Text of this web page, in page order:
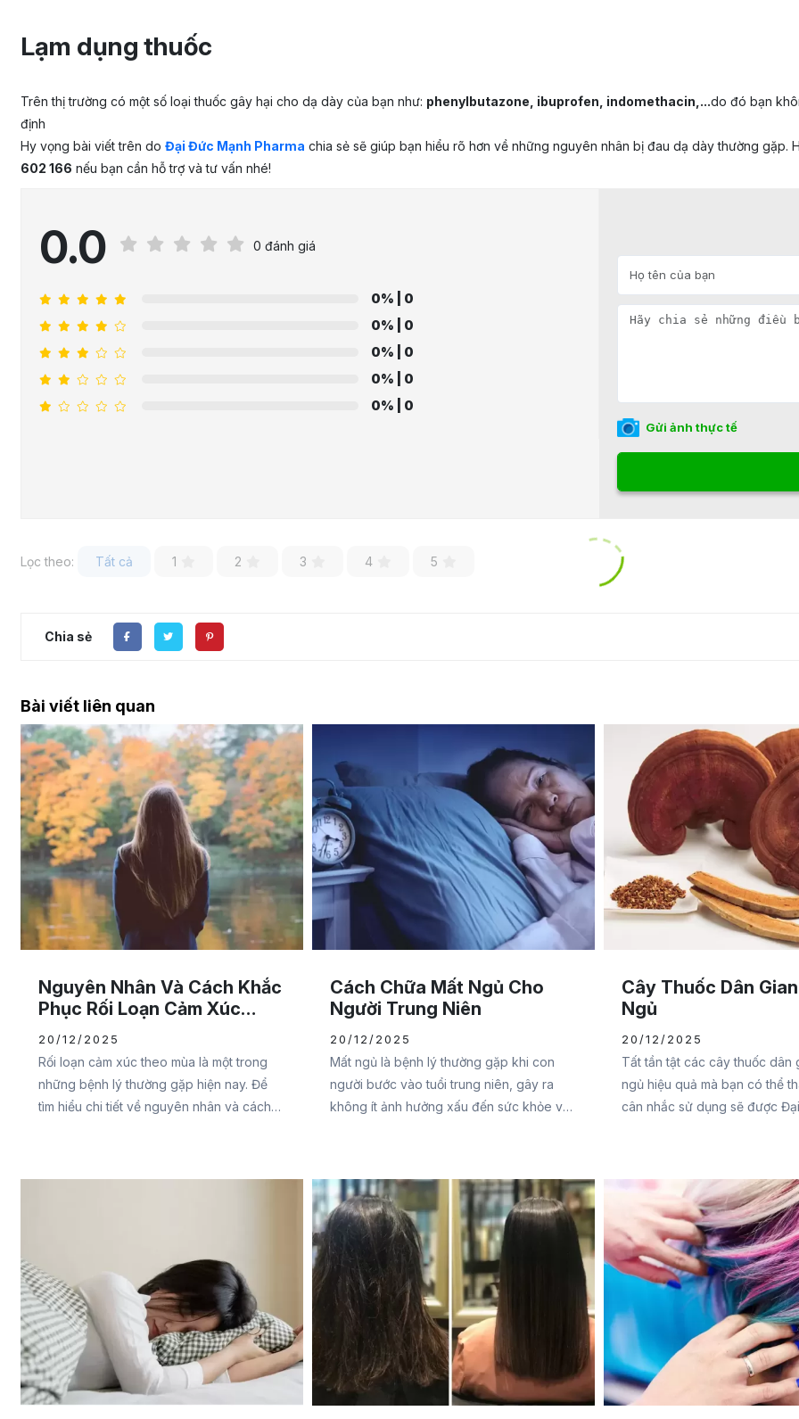
Lạm dụng thuốc
Trên thị trường có một số loại thuốc gây hại cho dạ dày của bạn như: phenylbutazone, ibuprofen, indomethacin,...do đó bạn
định
Hy vọng bài viết trên do Đại Đức Mạnh Pharma chia sẻ sẽ giúp bạn hiểu rõ hơn về những nguyên nhân bị đau dạ dày thường
602 166 nếu bạn cần hỗ trợ và tư vấn nhé!
0.0 0 đánh giá
0% | 0
0% | 0
0% | 0
0% | 0
0% | 0
Gửi ảnh thực tế
Lọc theo: Tất cả 1 2 3 4 5
Chia sẻ
Bài viết liên quan
Nguyên Nhân Và Cách Khắc
Phục Rối Loạn Cảm Xúc
Theo Mùa
20/12/2025
Rối loạn cảm xúc theo mùa là một trong
những bệnh lý thường gặp hiện nay. Để
tìm hiểu chi tiết về nguyên nhân và cách
Cách Chữa Mất Ngủ Cho
Người Trung Niên
20/12/2025
Mất ngủ là bệnh lý thường gặp khi con
người bước vào tuổi trung niên, gây ra
không ít ảnh hưởng xấu đến sức khỏe và
ngay bài viết sau để tìm ra giải pháp hiệu
quả nhất bạn nhé.
Cây Thuốc Dân
Ngủ
20/12/2025
Tất tần tật các cây thuốc dân
ngủ hiệu quả mà bạn có thể
cân nhắc sử dụng sẽ được